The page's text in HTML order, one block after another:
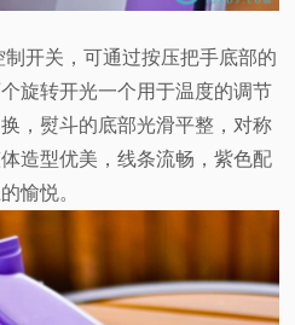
开关，可通过按压把手底部的
旋转开光一个用于温度的调节
，熨斗的底部光滑平整，对称
造型优美，线条流畅，紫色配
愉悦。